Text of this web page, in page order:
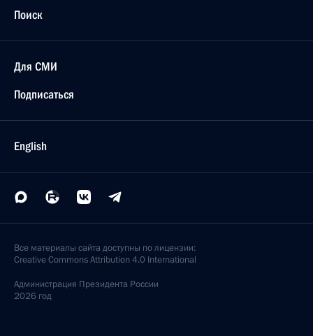
Поиск
Для СМИ
Подписаться
English
Все материалы сайта доступны по лицензии:
Creative Commons Attribution 4.0 International
Администрация Президента России
2026 год